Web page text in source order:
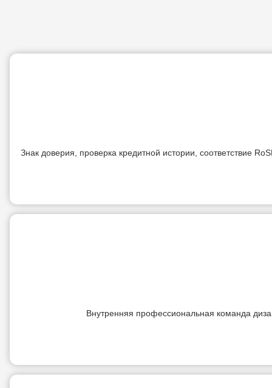
Знак доверия, проверка кредитной истории, соответствие
Внутренняя профессиональная команда